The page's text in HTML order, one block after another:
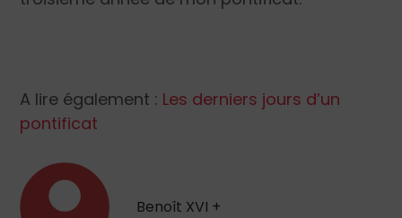
A lire également : Les derniers jours d’un
pontificat
Benoît XVI +